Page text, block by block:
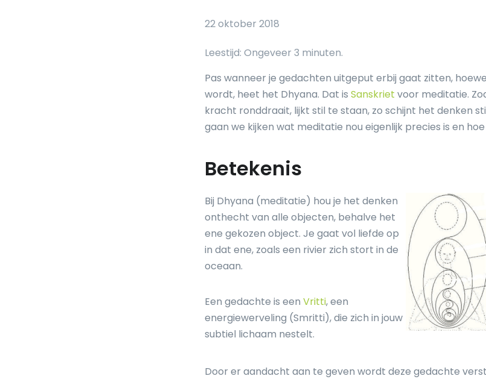
22 oktober 2018
Pas wanneer je gedachten uitgeput erbij gaat zitten,
wordt, heet het Dhyana. Dat is Sanskriet voor meditatie.
kracht ronddraait, lijkt stil te staan, zo schijnt het denken
gaan we kijken wat meditatie nou eigenlijk precies is en
Betekenis
Bij Dhyana (meditatie) hou je het denken
onthecht van alle objecten, behalve het
ene gekozen object. Je gaat vol liefde op
in dat ene, zoals een rivier zich stort in de
oceaan.
Een gedachte is een Vritti, een
energiewerveling (Smritti), die zich in jouw
subtiel lichaam nestelt.
Door er aandacht aan te geven wordt deze gedachte